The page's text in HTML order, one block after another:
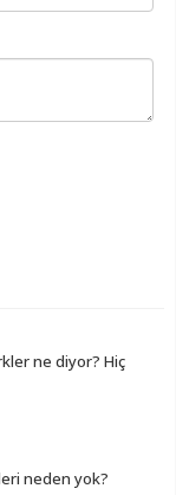
ne diyor? Hiç
neden yok?